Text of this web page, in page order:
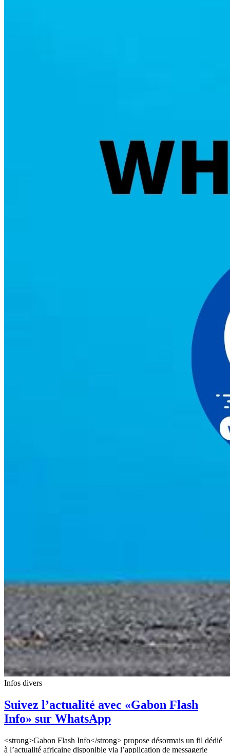
Infos divers
Suivez l’actualité avec «Gabon Flash
Info» sur WhatsApp
<strong>Gabon Flash Info</strong> propose désormais un fil dédié
à l’actualité africaine disponible via l’application de messagerie